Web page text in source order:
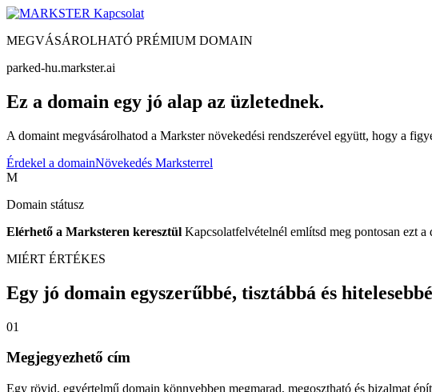
Kapcsolat
MEGVÁSÁROLHATÓ PRÉMIUM DOMAIN
parked-hu.markster.ai
Ez a domain egy jó alap az üzletednek.
A domaint megvásárolhatod a Markster növekedési rendszerével együtt, hogy a
Érdekel a domainNövekedés Marksterrel
M
Domain státusz
Elérhető a Marksteren keresztül Kapcsolatfelvételnél említsd meg pontosan ezt
MIÉRT ÉRTÉKES
Egy jó domain egyszerűbbé, tisztábbá és
01
Megjegyezhető cím
Egy rövid, egyértelmű domain könnyebben megmarad, megosztható és bizalmat